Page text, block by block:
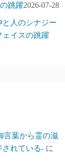
跳躍2026-07-28
と人のシナジー
イスの跳躍
言葉から霊の滋
されている- に